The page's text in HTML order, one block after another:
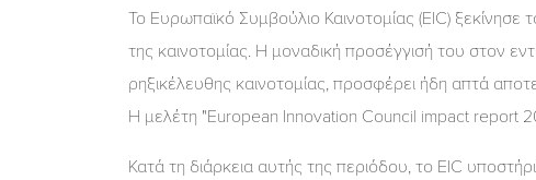
Το Ευρωπαϊκό Συμβούλιο Καινοτομίας (EIC)
της καινοτομίας. Η μοναδική προσέγγισή του στον
ρηξικέλευθης καινοτομίας, προσφέρει ήδη απτά
Η μελέτη "European Innovation Council impact report
Κατά τη διάρκεια αυτής της περιόδου, το EIC